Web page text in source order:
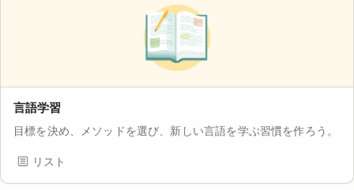
言語学習
目標を決め、メソッドを選び、新しい言語を学ぶ習慣を作ろう。
リスト